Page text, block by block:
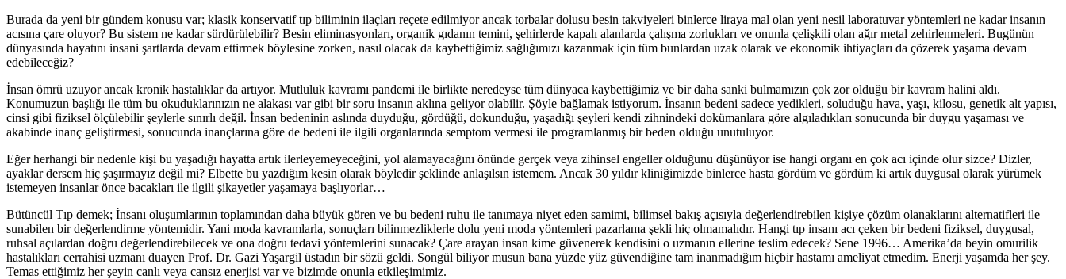
Burada da yeni bir gündem konusu var; klasik konservatif tıp biliminin ilaçları reçete edilmiyor ancak torbalar dolusu besin takviyeleri binlerce liraya mal olan yeni nesil laboratuvar yöntemleri ne kadar insanın
acısına çare oluyor? Bu sistem ne kadar sürdürülebilir? Besin eliminasyonları, organik gıdanın temini, şehirlerde kapalı alanlarda çalışma zorlukları ve onunla çelişkili olan ağır metal zehirlenmeleri. Bugünün
dünyasında hayatını insani şartlarda devam ettirmek böylesine zorken, nasıl olacak da kaybettiğimiz sağlığımızı kazanmak için tüm bunlardan uzak olarak ve ekonomik ihtiyaçları da çözerek yaşama devam
edebileceğiz?
İnsan ömrü uzuyor ancak kronik hastalıklar da artıyor. Mutluluk kavramı pandemi ile birlikte neredeyse tüm dünyaca kaybettiğimiz ve bir daha sanki bulmamızın çok zor olduğu bir kavram halini aldı.
Konumuzun başlığı ile tüm bu okuduklarınızın ne alakası var gibi bir soru insanın aklına geliyor olabilir. Şöyle bağlamak istiyorum. İnsanın bedeni sadece yedikleri, soluduğu hava, yaşı, kilosu, genetik alt yapısı,
cinsi gibi fiziksel ölçülebilir şeylerle sınırlı değil. İnsan bedeninin aslında duyduğu, gördüğü, dokunduğu, yaşadığı şeyleri kendi zihnindeki dokümanlara göre algıladıkları sonucunda bir duygu yaşaması ve
akabinde inanç geliştirmesi, sonucunda inançlarına göre de bedeni ile ilgili organlarında semptom vermesi ile programlanmış bir beden olduğu unutuluyor.
Eğer herhangi bir nedenle kişi bu yaşadığı hayatta artık ilerleyemeyeceğini, yol alamayacağını önünde gerçek veya zihinsel engeller olduğunu düşünüyor ise hangi organı en çok acı içinde olur sizce? Dizler,
ayaklar dersem hiç şaşırmayız değil mi? Elbette bu yazdığım kesin olarak böyledir şeklinde anlaşılsın istemem. Ancak 30 yıldır kliniğimizde binlerce hasta gördüm ve gördüm ki artık duygusal olarak yürümek
istemeyen insanlar önce bacakları ile ilgili şikayetler yaşamaya başlıyorlar…
Bütüncül Tıp demek; İnsanı oluşumlarının toplamından daha büyük gören ve bu bedeni ruhu ile tanımaya niyet eden samimi, bilimsel bakış açısıyla değerlendirebilen kişiye çözüm olanaklarını alternatifleri ile
sunabilen bir değerlendirme yöntemidir. Yani moda kavramlarla, sonuçları bilinmezliklerle dolu yeni moda yöntemleri pazarlama şekli hiç olmamalıdır. Hangi tıp insanı acı çeken bir bedeni fiziksel, duygusal,
ruhsal açılardan doğru değerlendirebilecek ve ona doğru tedavi yöntemlerini sunacak? Çare arayan insan kime güvenerek kendisini o uzmanın ellerine teslim edecek? Sene 1996… Amerika’da beyin omurilik
hastalıkları cerrahisi uzmanı duayen Prof. Dr. Gazi Yaşargil üstadın bir sözü geldi. Songül biliyor musun bana yüzde yüz güvendiğine tam inanmadığım hiçbir hastamı ameliyat etmedim. Enerji yaşamda her şey.
Temas ettiğimiz her şeyin canlı veya cansız enerjisi var ve bizimde onunla etkileşimimiz.